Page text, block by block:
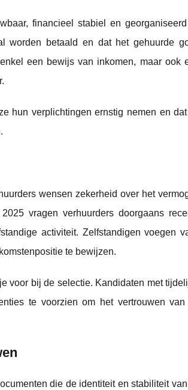
financieel stabiel en
worden betaald en dat het gehuurde
een bewijs van inkomen, maar ook
hun verplichtingen ernstig nemen en
wensen zekerheid over het
vragen verhuurders doorgaans
activiteit. Zelfstandigen voegen
te bewijzen.
voor bij de selectie. Kandidaten met
te voorzien om het vertrouwen
die de identiteit en stabiliteit